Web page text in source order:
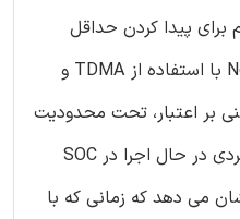
برای پیدا کردن حداقل
اندازه بافر جداسازی را برای NoC با استفاده از TDMA و
بر اعتبار، تحت محدودیت
های عملکرد در برنامه های کاربردی در حال اجرا در SOC
می دهد که زمانی که با